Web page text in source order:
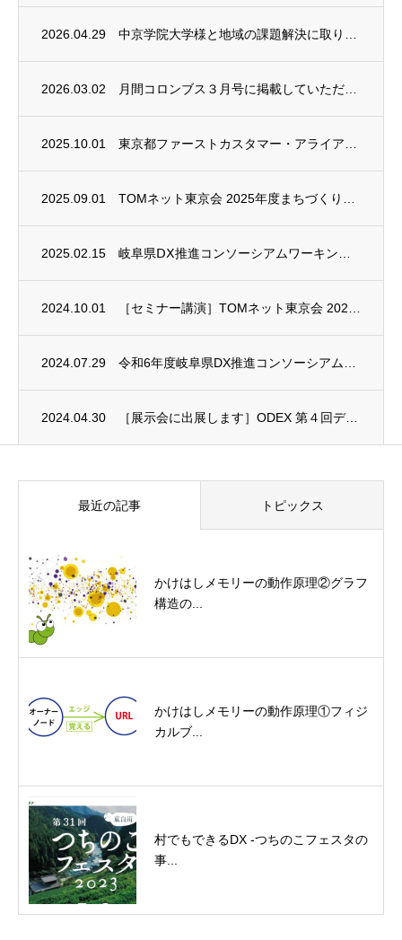
2026.04.29
2026.03.02
2025.10.01
2025.09.01
2025.02.15
2024.10.01
2024.07.29
2024.04.30 ［展示会に出展します］ODEX 第４回デジタル化・DX推進展
最近の記事 トピックス
かけはしメモリーの動作原理②グラフ
構造の...
かけはしメモリーの動作原理①フィジ
カルブ...
村でもできるDX -つちのこフェスタの
事...